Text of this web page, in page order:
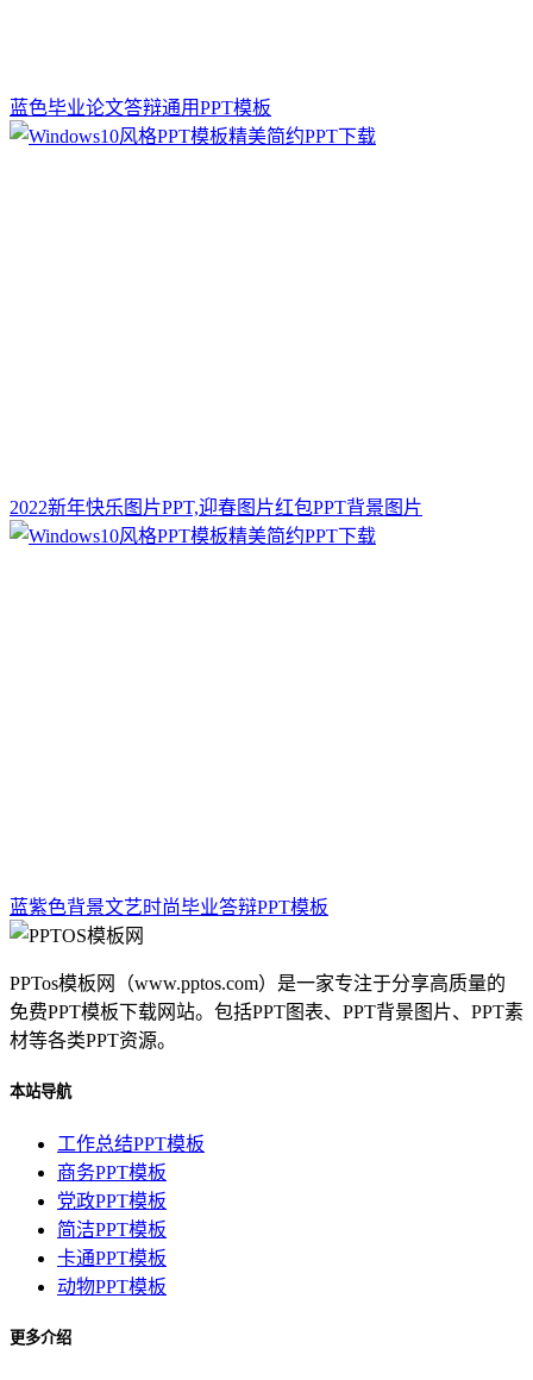
蓝色毕业论文答辩通用PPT模板
2022新年快乐图片PPT,迎春图片红包PPT背景图片
蓝紫色背景文艺时尚毕业答辩PPT模板
PPTos模板网（www.pptos.com）是一家专注于分享高质量的
免费PPT模板下载网站。包括PPT图表、PPT背景图片、PPT素
材等各类PPT资源。
本站导航
工作总结PPT模板
商务PPT模板
党政PPT模板
简洁PPT模板
卡通PPT模板
动物PPT模板
更多介绍